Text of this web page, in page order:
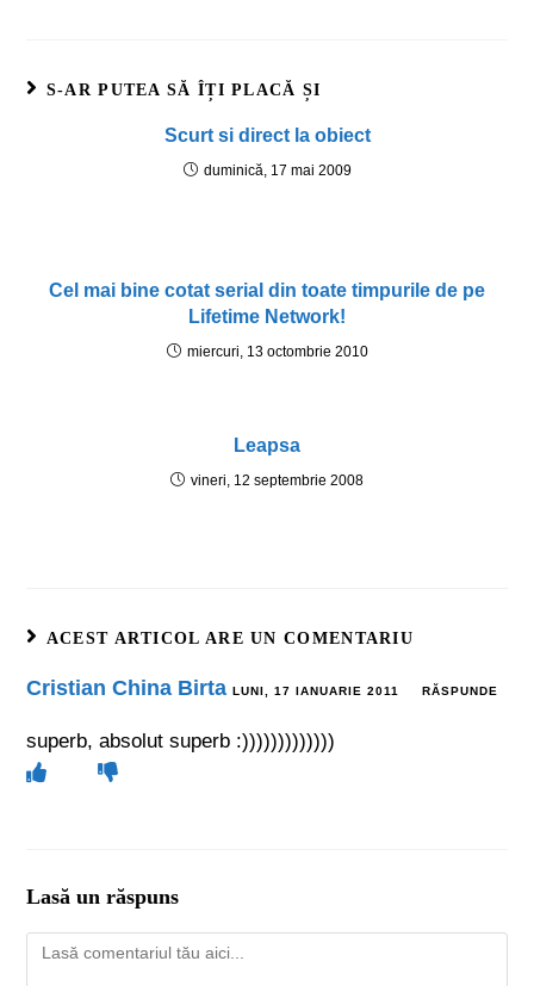
S-AR PUTEA SĂ ÎȚI PLACĂ ȘI
Scurt si direct la obiect
duminică, 17 mai 2009
Cel mai bine cotat serial din toate timpurile de pe
Lifetime Network!
miercuri, 13 octombrie 2010
Leapsa
vineri, 12 septembrie 2008
ACEST ARTICOL ARE UN COMENTARIU
Cristian China Birta LUNI, 17 IANUARIE 2011 RĂSPUNDE
superb, absolut superb :)))))))))))))
Lasă un răspuns